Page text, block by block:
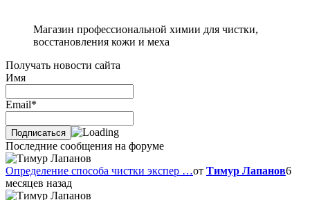
Магазин профессиональной химии для чистки,
восстановления кожи и меха
Получать новости сайта
Имя
Email*
Последние сообщения на форуме
Определение способа чистки экспер …от Тимур Лапанов6
месяцев назад